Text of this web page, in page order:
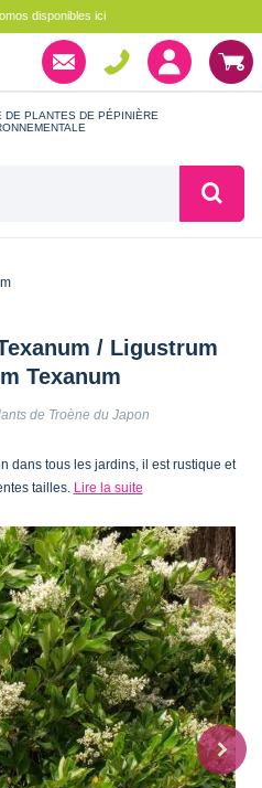
disponibles ici
DE PLANTES DE PÉPINIÈRE
/ Ligustrum
Texanum
de Troène du Japon
dans tous les jardins, il est rustique et
tailles. Lire la suite